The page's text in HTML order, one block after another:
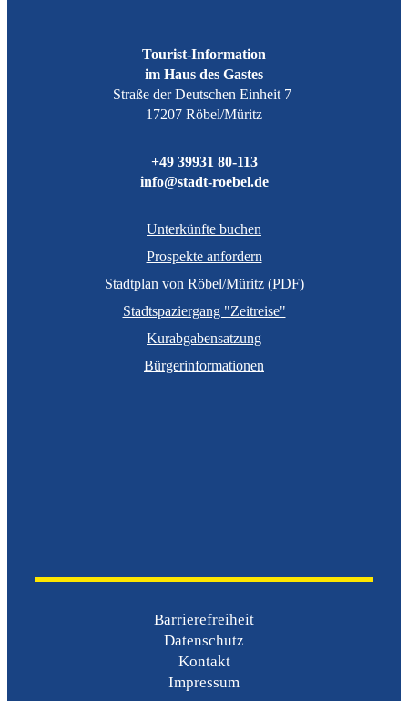
Tourist-Information
im Haus des Gastes
Straße der Deutschen Einheit 7
17207 Röbel/Müritz
+49 39931 80-113
info@stadt-roebel.de
Unterkünfte buchen
Prospekte anfordern
Stadtplan von Röbel/Müritz (PDF)
Stadtspaziergang "Zeitreise"
Kurabgabensatzung
Bürgerinformationen
Barrierefreiheit
Datenschutz
Kontakt
Impressum